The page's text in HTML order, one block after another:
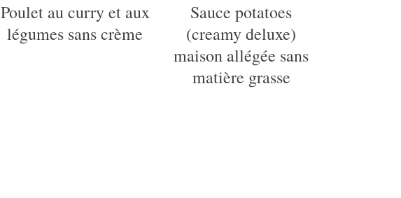
Poulet au curry et aux
légumes sans crème
Sauce potatoes
(creamy deluxe)
maison allégée sans
matière grasse